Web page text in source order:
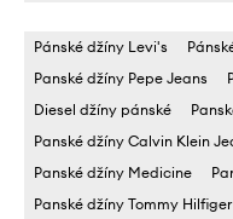
Pánské džíny Levi's
Panské džíny Pepe Jeans
Diesel džíny pánské
Panské džíny Calvin Klein
Panské džíny Medicine
Panské džíny Tommy Hilfiger